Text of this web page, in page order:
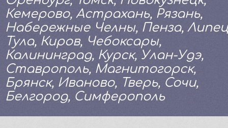
Кемерово, Астрахань, Рязань,
Набережные Челны, Пенза,
Тула, Киров, Чебоксары,
Калининград, Курск, Улан-Удэ,
Ставрополь, Магнитогорск,
Брянск, Иваново, Тверь, Сочи,
Белгород, Симферополь